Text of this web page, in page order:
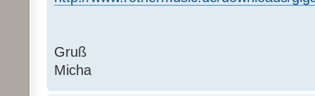
Gruß
Micha